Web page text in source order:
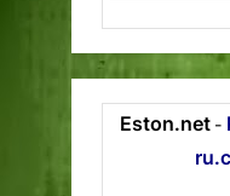
Eston.net-